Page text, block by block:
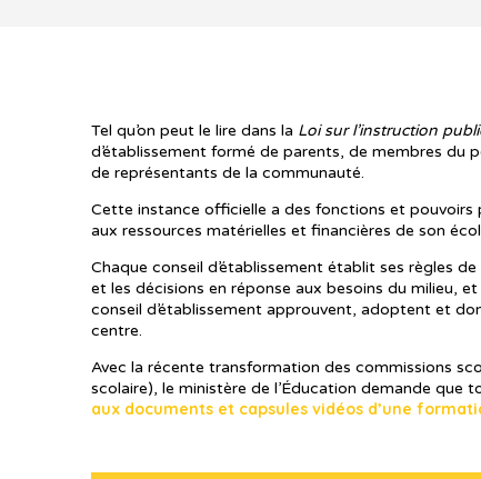
Tel qu’on peut le lire dans la Loi sur l’instruction
d’établissement formé de parents, de membres du
de représentants de la communauté.
Cette instance officielle a des fonctions et pouvoirs
aux ressources matérielles et financières de son
Chaque conseil d’établissement établit ses règles
et les décisions en réponse aux besoins du milieu,
conseil d’établissement approuvent, adoptent et
centre.
Avec la récente transformation des commissions
scolaire), le ministère de l’Éducation demande que
aux documents et capsules vidéos d’une